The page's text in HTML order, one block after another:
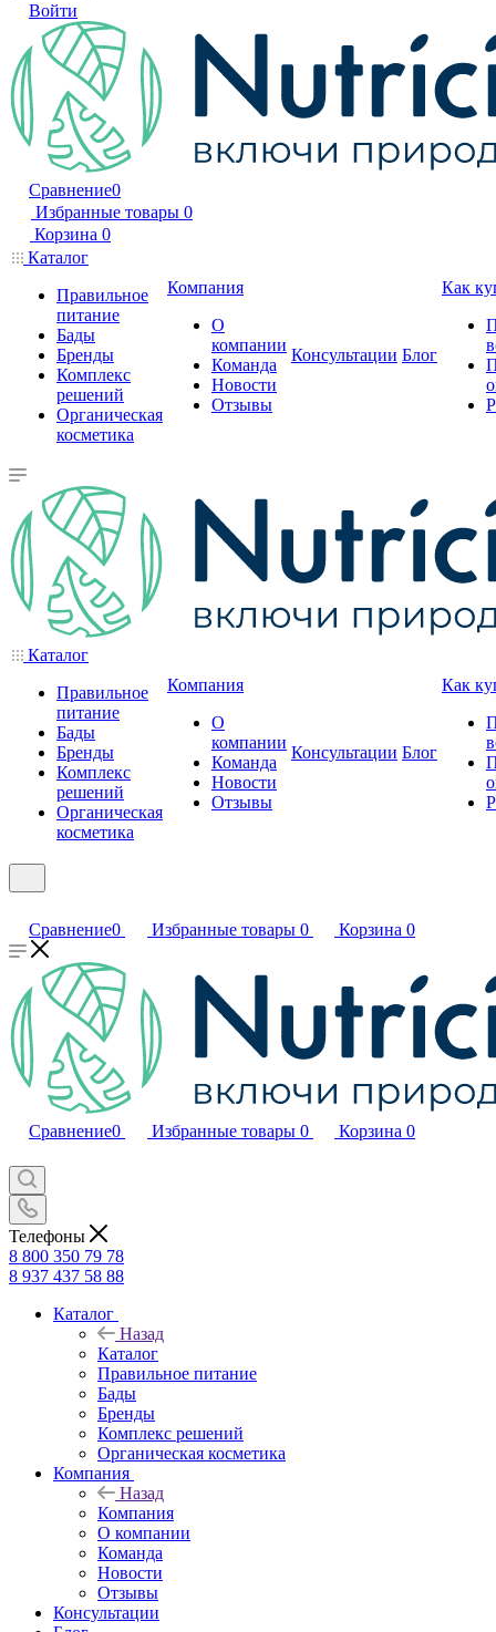
Войти
Сравнение0
Избранные товары 0
Корзина 0
Каталог
Правильное
питание
Бады
Бренды
Комплекс
решений
Органическая
косметика
Компания
О
компании
Команда
Новости
Отзывы
Консультации Блог
Как
Каталог
Правильное
питание
Бады
Бренды
Комплекс
решений
Органическая
косметика
Компания
О
компании
Команда
Новости
Отзывы
Консультации Блог
Как
Сравнение0 Избранные товары 0 Корзина 0
Сравнение0 Избранные товары 0 Корзина 0
Телефоны
8 800 350 79 78
8 937 437 58 88
Каталог
Назад
Каталог
Правильное питание
Бады
Бренды
Комплекс решений
Органическая косметика
Компания
Назад
Компания
О компании
Команда
Новости
Отзывы
Консультации